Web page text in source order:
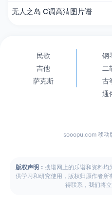
无人之岛 C调高清图片谱
民歌 钢
吉他
二
萨克斯
古
通
sooopu.com 移动
版权声明： 搜谱网上的乐谱和资料均
供学习和研究使用，版权归原作者
得联系，我们将